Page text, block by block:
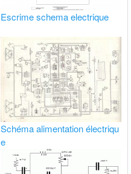
Escrime schema electrique
Schéma alimentation électriqu
e